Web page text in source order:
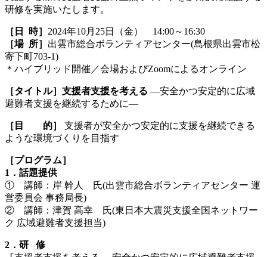
研修を実施いたします。
［日 時］ 2024年10月25日（金） 14:00～16:30
［場 所］ 出雲市総合ボランティアセンター(島根県出雲市松
寄下町703-1)
＊ハイブリッド開催／会場およびZoomによるオンライン
［タイトル］支援者支援を考える ―安全かつ安定的に広域
避難者支援を継続するために―
［目 的］ 支援者が安全かつ安定的に支援を継続できる
ような環境づくりを目指す
［プログラム］
1 ．話題提供
① 講師：岸 幹人 氏(出雲市総合ボランティアセンター 運
営委員会 事務局長)
② 講師：津賀 高幸 氏(東日本大震災支援全国ネットワー
ク 広域避難者支援担当)
2 ．研 修